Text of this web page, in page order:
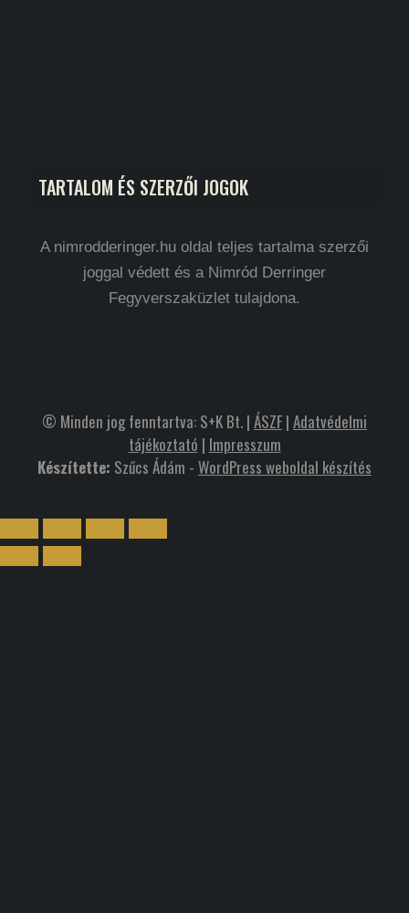
TARTALOM ÉS SZERZŐI JOGOK
A nimrodderinger.hu oldal teljes tartalma szerzői
joggal védett és a Nimród Derringer
Fegyverszaküzlet tulajdona.
© Minden jog fenntartva: S+K Bt. | ÁSZF| Adatvédelmi
tájékoztató | Impresszum
Készítette: Szűcs Ádám - WordPress weboldal készítés